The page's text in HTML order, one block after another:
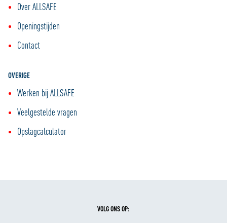
Over ALLSAFE
Openingstijden
Contact
OVERIGE
Werken bij ALLSAFE
Veelgestelde vragen
Opslagcalculator
VOLG ONS OP: